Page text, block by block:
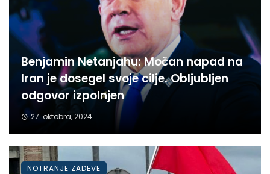
Benjamin Netanjahu: Močan napad na
Iran je dosegel svoje cilje. Obljubljen
odgovor izpolnjen
27. oktobra, 2024
NOTRANJE ZADEVE